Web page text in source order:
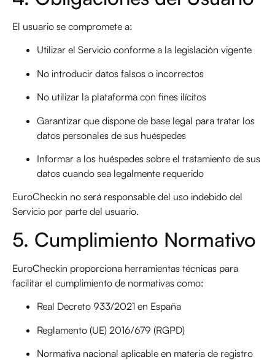
El usuario se compromete a:
Utilizar el Servicio conforme a la legislación vigente
No introducir datos falsos o incorrectos
No utilizar la plataforma con fines ilícitos
Garantizar que dispone de base legal para tratar los
datos personales de sus huéspedes
Informar a los huéspedes sobre el tratamiento de sus
datos cuando sea legalmente requerido
EuroCheckin no será responsable del uso indebido del
Servicio por parte del usuario.
5. Cumplimiento Normativo
EuroCheckin proporciona herramientas técnicas para
facilitar el cumplimiento de normativas como:
Real Decreto 933/2021 en España
Reglamento (UE) 2016/679 (RGPD)
Normativa nacional aplicable en materia de registro